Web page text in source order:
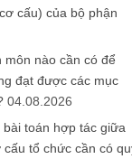
cấu) của bộ phận
môn nào cần có để
đạt được các mục
04.08.2026
bài toán hợp tác giữa
tổ chức cần có